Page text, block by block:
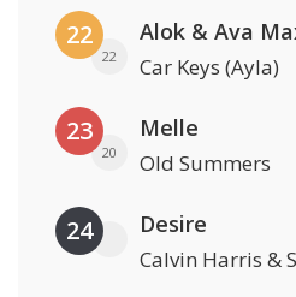
22
22
Alok & Ava
Car Keys (Ayla)
23
20
Melle
Old Summers
24 Desire
Calvin Harris &